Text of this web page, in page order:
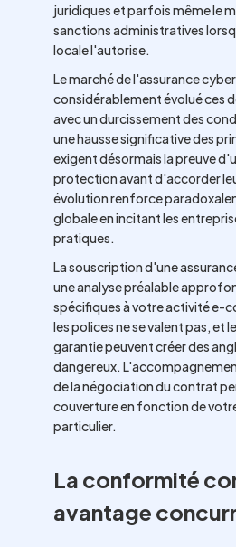
juridiques et parfois même le
sanctions administratives
locale l'autorise.
Le marché de l'assurance
considérablement évolué ces
avec un durcissement des
une hausse significative des
exigent désormais la preuve
protection avant d'accorder
évolution renforce
globale en incitant les
pratiques.
La souscription d'une
une analyse préalable
spécifiques à votre activité e-
les polices ne se valent pas, et
garantie peuvent créer des
dangereux.
de la négociation du contrat
couverture en fonction de
particulier.
La conformité
avantage